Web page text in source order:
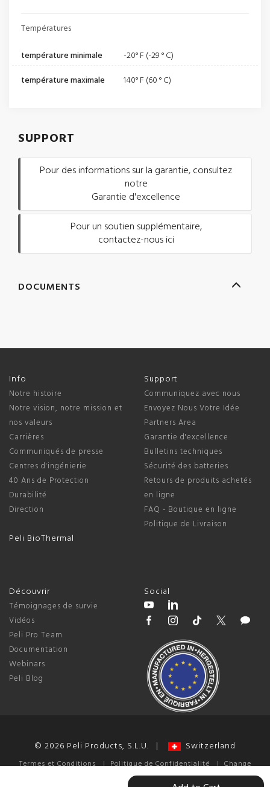
Températures
température minimale
-20° F (-29 ° C)
température maximale
140° F (60 ° C)
SUPPORT
Pour des informations sur la garantie, consultez
notre
Garantie d'excellence
Pour un soutien supplémentaire,
contactez-nous ici
DOCUMENTS
Info
Notre histoire
Notre vision, notre mission et
nos valeurs
Carrières
Communiqués de presse
Centres d'ingénierie
40 Ans de Protection
Durabilité
Direction
Peli BioThermal
Support
Communiquez avec nous
Envoyez Nous Votre Idée
Partners Area
Garantie d'excellence
Bulletins techniques
Sécurité des batteries
Retours de produits achetés
en ligne
FAQ - Boutique en ligne
Politique de Livraison
Découvrir
Témoignages de survie
Vidéos
Peli Pro Team
Documentation
Webinars
Peli Blog
Social
© 2026 Peli Products, S.L.U. | Switzerland
Termes et Conditions|Politique de Confidentialité|Change
Cookie Preferences